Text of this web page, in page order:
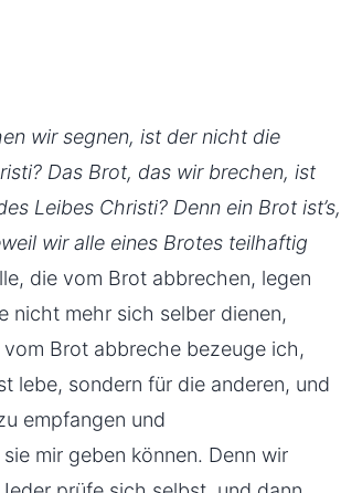
wir segnen, ist der nicht die
Das Brot, das wir brechen, ist
Leibes Christi? Denn ein Brot ist’s,
wir alle eines Brotes teilhaftig
die vom Brot abbrechen, legen
nicht mehr sich selber dienen,
Brot abbreche bezeuge ich,
lebe, sondern für die anderen, und
empfangen und
mir geben können. Denn wir